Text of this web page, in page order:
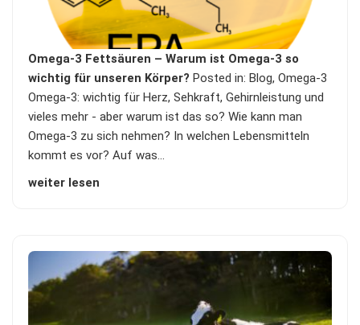
Omega-3 Fettsäuren – Warum ist Omega-3 so
wichtig für unseren Körper? Posted in: Blog,Omega-3
Omega-3: wichtig für Herz, Sehkraft, Gehirnleistung und
vieles mehr - aber warum ist das so? Wie kann man
Omega-3 zu sich nehmen? In welchen Lebensmitteln
kommt es vor? Auf was…
weiter lesen